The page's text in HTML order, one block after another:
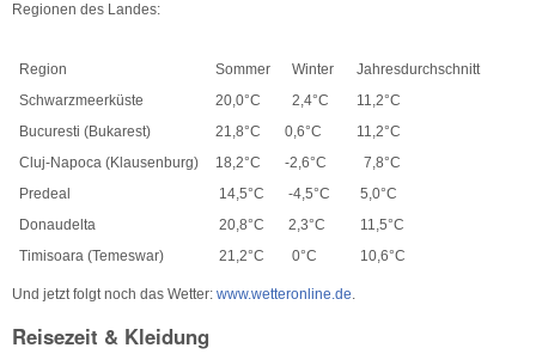
Regionen des Landes:
Region Sommer Winter
Jahresdurchschnitt
Schwarzmeerküste
20,0°C 2,4°C
11,2°C
Bucuresti (Bukarest)
21,8°C 0,6°C
11,2°C
Cluj-Napoca (Klausenburg)
18,2°C -2,6°C
7,8°C
Predeal
14,5°C -4,5°C
5,0°C
Donaudelta
20,8°C 2,3°C
11,5°C
Timisoara (Temeswar)
21,2°C 0°C 10,6°C
Und jetzt folgt noch das Wetter: www.wetteronline.de
Reisezeit & Kleidung